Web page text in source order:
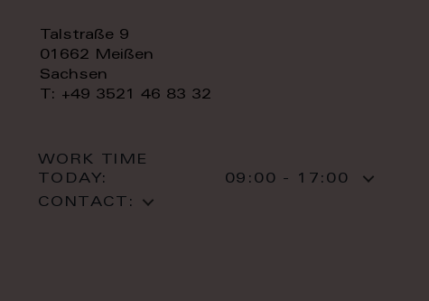
Talstraße 9
01662 Meißen
Sachsen
T: +49 3521 46 83 32
WORK TIME
TODAY:
09:00 - 17:00
CONTACT: